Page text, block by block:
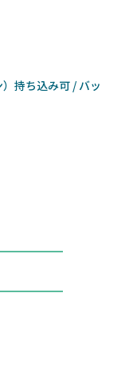
持ち込み可 / バッ